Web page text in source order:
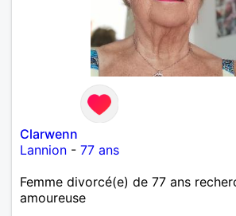
Clarwenn
Lannion - 77 ans
Femme divorcé(e) de 77 ans
amoureuse